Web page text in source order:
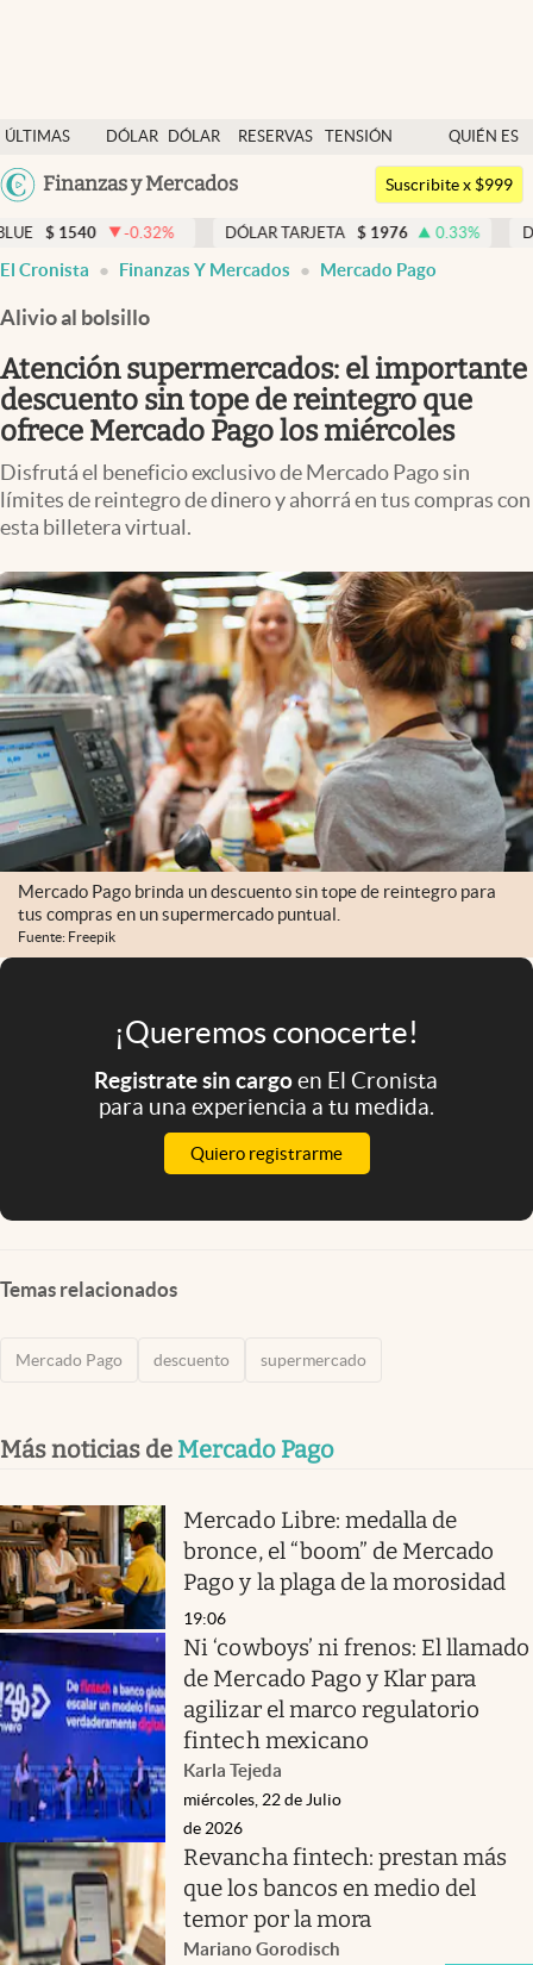
ÚLTIMAS
NOTICIAS
DÓLAR
DÓLAR
RESERVAS
TENSIÓN
GEOPOLÍTICA
QUIÉN ES
QUIÉN
Argentina
Uruguay
Finanzas y Mercados
Dólar
Members
Economía y Política
Finanzas y Mercados
Mercados Online
Negocios
Columnistas
Apertura
Clase
Clima
Mundial 2026
Eventos Corporativos
El Cronista Studio
Mediakit
abre en nueva pestaña
Argentina
Suscribite x $999
-0.32% DÓLAR TARJETA $ 1976 0.33% DÓLAR MEP
El Cronista Finanzas Y Mercados Mercado Pago
Alivio al bolsillo
Atención supermercados: el importante
descuento sin tope de reintegro que
ofrece Mercado Pago los miércoles
Disfrutá el beneficio exclusivo de Mercado Pago sin
límites de reintegro de dinero y ahorrá en tus compras con
esta billetera virtual.
Mercado Pago brinda un descuento sin tope de reintegro para
tus compras en un supermercado puntual.
Fuente: Freepik
¡Queremos conocerte!
Registrate sin cargoen El Cronista
para una experiencia a tu medida.
Quiero registrarme
Temas relacionados
Mercado Pago descuento supermercado
Más noticias de Mercado Pago
Mercado Libre: medalla de
bronce, el “boom” de Mercado
Pago y la plaga de la morosidad
19:06
Ni ‘cowboys’ ni frenos: El llamado
de Mercado Pago y Klar para
agilizar el marco regulatorio
fintech mexicano
Karla Tejeda
miércoles, 22 de Julio
de 2026
Revancha fintech: prestan más
que los bancos en medio del
temor por la mora
Mariano Gorodisch